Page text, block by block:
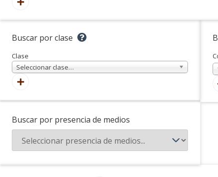
Buscar por clase
Clase
Seleccionar clase…
Buscar por presencia de medios